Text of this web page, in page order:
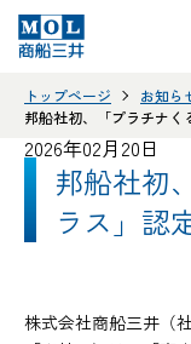
トップページ
お知ら
邦船社初、「プラチナ
2026年02月20日
邦船社初
ラス」認
株式会社商船三井（